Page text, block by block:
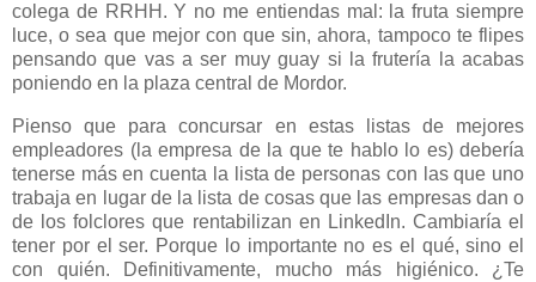
colega de RRHH. Y no me entiendas mal: la fruta siempre
luce, o sea que mejor con que sin, ahora, tampoco te flipes
pensando que vas a ser muy guay si la frutería la acabas
poniendo en la plaza central de Mordor.
Pienso que para concursar en estas listas de mejores
empleadores (la empresa de la que te hablo lo es) debería
tenerse más en cuenta la lista de personas con las que uno
trabaja en lugar de la lista de cosas que las empresas dan o
de los folclores que rentabilizan en LinkedIn. Cambiaría el
tener por el ser. Porque lo importante no es el qué, sino el
con quién. Definitivamente, mucho más higiénico. ¿Te